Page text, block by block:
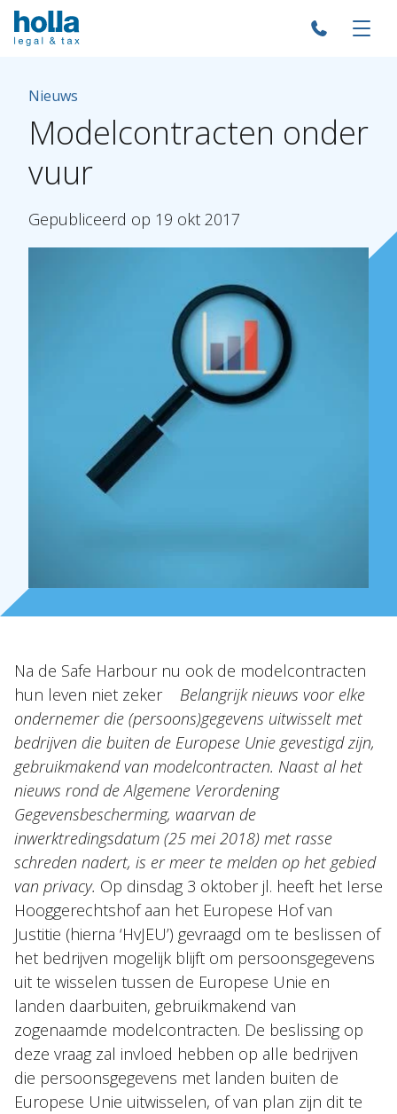
Over Holla
Nieuws
NL EN DE FR
Nieuws
Modelcontracten onder
vuur
Gepubliceerd op 19 okt 2017
Na de Safe Harbour nu ook de modelcontracten
hun leven niet zeker
Belangrijk nieuws voor elke
ondernemer die (persoons)gegevens uitwisselt met
bedrijven die buiten de Europese Unie gevestigd zijn,
gebruikmakend van modelcontracten. Naast al het
nieuws rond de Algemene Verordening
Gegevensbescherming, waarvan de
inwerktredingsdatum (25 mei 2018) met rasse
schreden nadert, is er meer te melden op het gebied
van privacy. Op dinsdag 3 oktober jl. heeft het Ierse
Hooggerechtshof aan het Europese Hof van
Justitie (hierna ‘HvJEU’) gevraagd om te beslissen of
het bedrijven mogelijk blijft om persoonsgegevens
uit te wisselen tussen de Europese Unie en
landen daarbuiten, gebruikmakend van
zogenaamde modelcontracten. De beslissing op
deze vraag zal invloed hebben op alle bedrijven
die persoonsgegevens met landen buiten de
Europese Unie uitwisselen, of van plan zijn dit te